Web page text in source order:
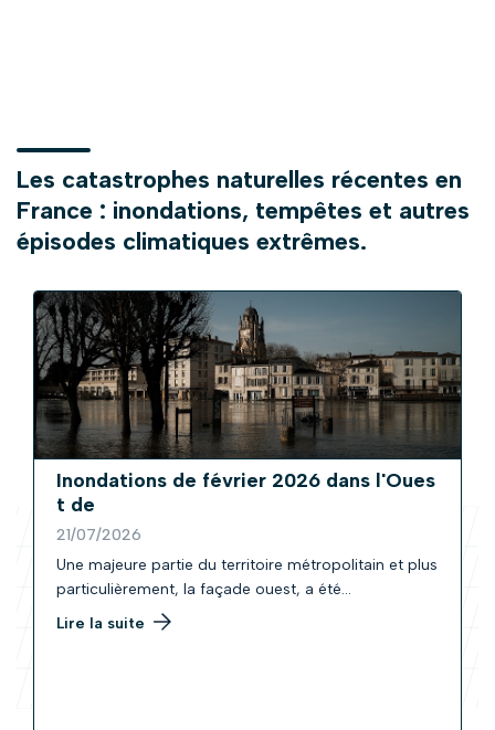
Les catastrophes naturelles récentes en
France : inondations, tempêtes et autres
épisodes climatiques extrêmes.
Inondations de février 2026 dans l'Oues
t de
21/07/2026
Une majeure partie du territoire métropolitain et plus
particulièrement, la façade ouest, a été...
Lire la suite